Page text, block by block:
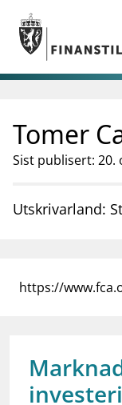
Gå til
Gå til søkesiden
nettstedet
Tilsyn
business Om
work_outlineJobb hos
Tomer
Sist publisert: 20.
Utskrivarland:
https://